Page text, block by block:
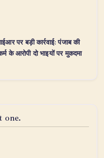
पर बड़ी कार्रवाई: पंजाब की
के आरोपी दो भाइयों पर मुकदमा
one.